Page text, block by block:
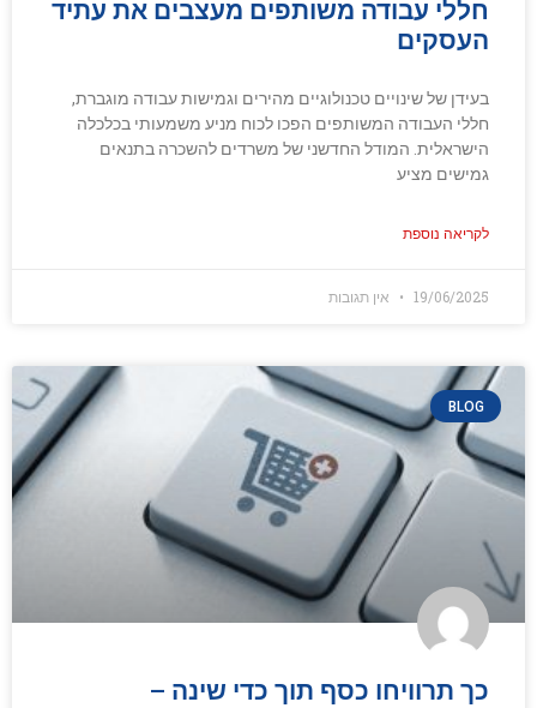
חללי עבודה משותפים מעצבים את עתיד
העסקים
בעידן של שינויים טכנולוגיים מהירים וגמישות עבודה מוגברת,
חללי העבודה המשותפים הפכו לכוח מניע משמעותי בכלכלה
הישראלית. המודל החדשני של משרדים להשכרה בתנאים
גמישים מציע
לקריאה נוספת
19/06/2025 אין תגובות
BLOG
כך תרוויחו כסף תוך כדי שינה –